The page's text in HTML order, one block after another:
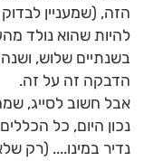
הזה, (שמעניין
להיות שהוא נולד
בשנתיים שלוש,
הדבקה זה על זה.
אבל חשוב לסייג,
נכון היום, כל
נדיר במינו.... (רק